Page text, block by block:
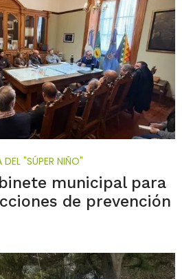
"SÚPER NIÑO"
municipal para
de prevención